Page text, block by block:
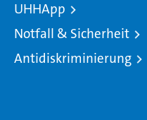
UHHApp
Notfall & Sicherheit
Antidiskriminierung